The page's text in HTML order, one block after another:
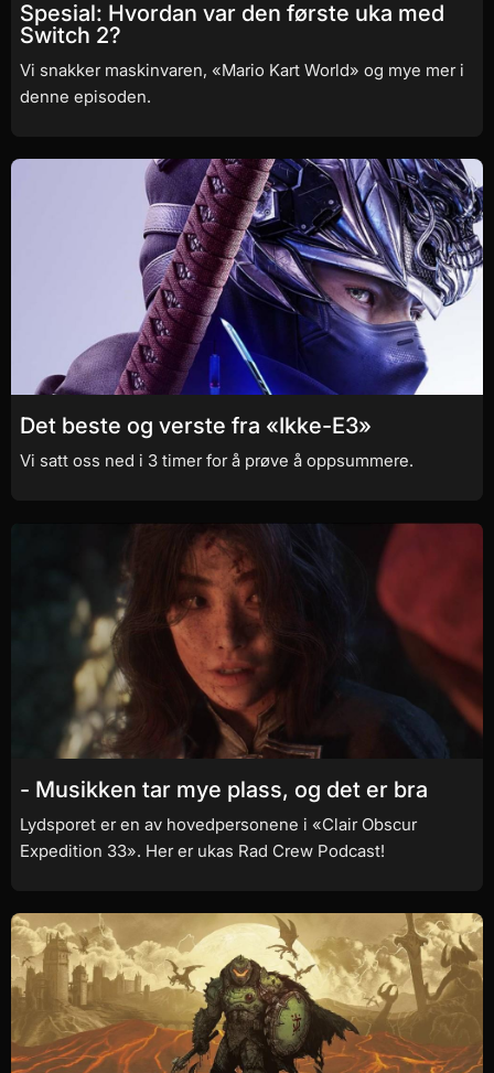
Spesial: Hvordan var den første uka med
Switch 2?
Vi snakker maskinvaren, «Mario Kart World» og mye mer i
denne episoden.
Det beste og verste fra «Ikke-E3»
Vi satt oss ned i 3 timer for å prøve å oppsummere.
- Musikken tar mye plass, og det er bra
Lydsporet er en av hovedpersonene i «Clair Obscur
Expedition 33». Her er ukas Rad Crew Podcast!